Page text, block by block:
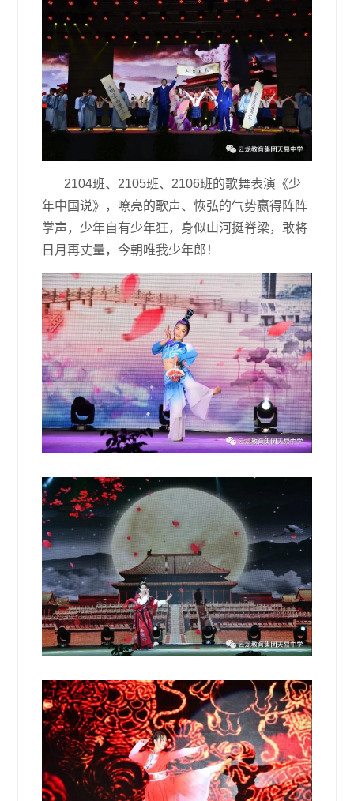
2104班、2105班、2106班的歌舞表演《少
年中国说》，嘹亮的歌声、恢弘的气势赢得阵阵
掌声，少年自有少年狂，身似山河挺脊梁，敢将
日月再丈量，今朝唯我少年郎！